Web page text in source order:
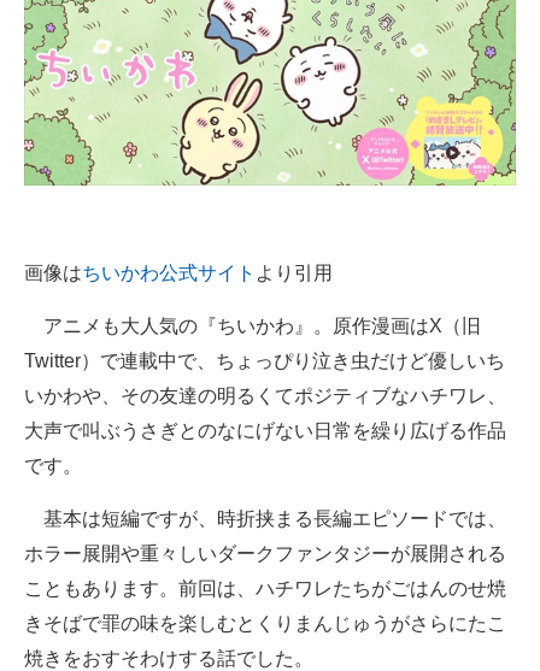
AI活用のいまが分かる
企業ITのトレンドを詳説
経営リーダーのコミュニティ
マーケ×ITの今がよく分かる
企業向けIT製品の総合サイト
IT製品の技術・比較・事例
製造業のIT導入・活用を支援
モノづくり技術者専門サイト
エネルギーの専門メディア
画像はちいかわ公式サイト より引用
アニメも大人気の『ちいかわ』。原作漫画はX（旧
Twitter）で連載中で、ちょっぴり泣き虫だけど優しいち
いかわや、その友達の明るくてポジティブなハチワレ、
大声で叫ぶうさぎとのなにげない日常を繰り広げる作品
です。
基本は短編ですが、時折挟まる長編エピソードでは、
ホラー展開や重々しいダークファンタジーが展開される
こともあります。前回は、ハチワレたちがごはんのせ焼
きそばで罪の味を楽しむとくりまんじゅうがさらにたこ
焼きをおすそわけする話でした。